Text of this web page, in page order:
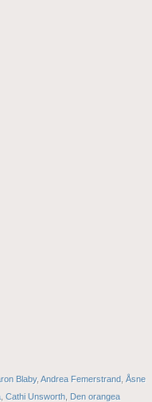
Blaby, Andrea Femerstrand Åsne
Cathi Unsworth Den orangea